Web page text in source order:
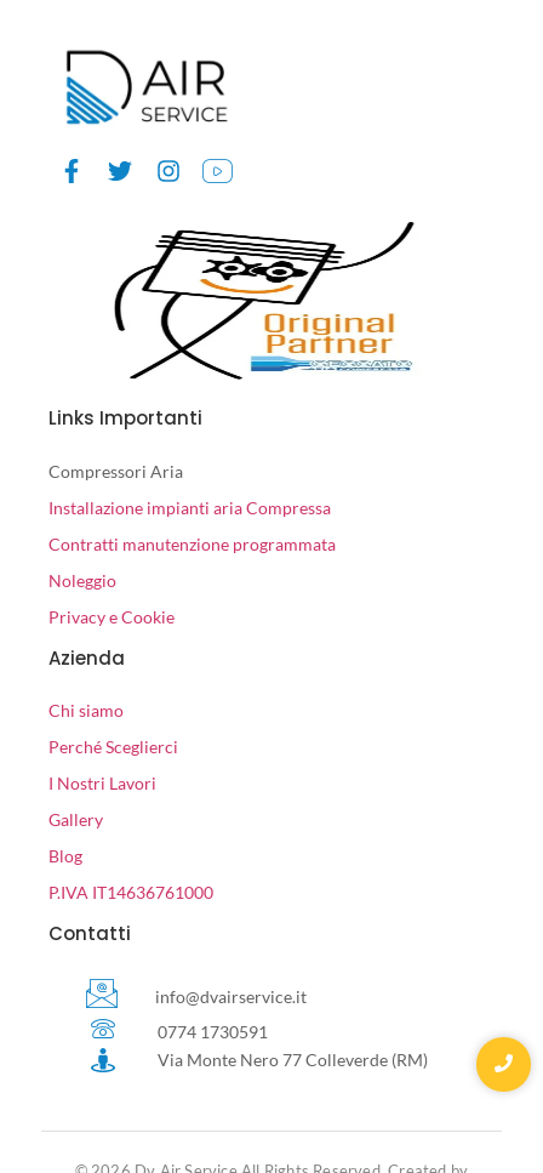
Links Importanti
Compressori Aria
Installazione impianti aria Compressa
Contratti manutenzione programmata
Noleggio
Privacy e Cookie
Azienda
Chi siamo
Perché Sceglierci
I Nostri Lavori
Gallery
Blog
P.IVA IT14636761000
Contatti
info@dvairservice.it
0774 1730591
Via Monte Nero 77 Colleverde (RM)